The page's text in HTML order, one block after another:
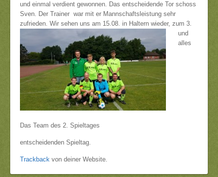
und einmal verdient gewonnen. Das entscheidende Tor schoss
Sven. Der Trainer war mit er Mannschaftsleistung sehr
zufrieden.
Das Team des 2. Spieltages
Wir sehen uns am 15.08. in Haltern wieder, zum 3.
und
alles
entscheidenden Spieltag.
Trackback von deiner Website.